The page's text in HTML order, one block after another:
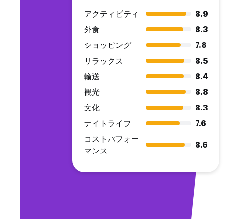
アクティビティ
8.9
外食
8.3
ショッピング
7.8
リラックス
8.5
輸送
8.4
観光
8.8
文化
8.3
ナイトライフ
7.6
コストパフォー
マンス
8.6